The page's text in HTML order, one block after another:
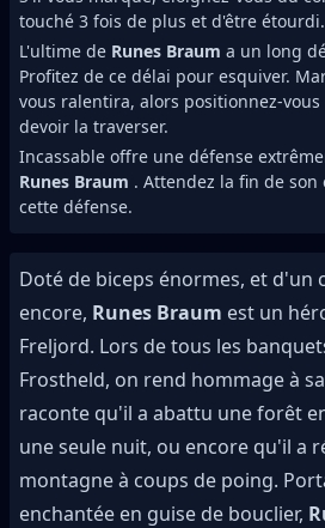
touché 3 fois de plus et d'être étourdi.
L'ultime de Runes Braum a un long
Profitez de ce délai pour esquiver.
vous ralentira, alors positionnez-vous
devoir la traverser.
Incassable offre une défense
Runes Braum . Attendez la fin de
cette défense.
Doté de biceps énormes, et
encore, Runes Braum est un
Freljord. Lors de tous les
Frostheld, on rend hommage à
raconte qu'il a abattu une forêt
une seule nuit, ou encore qu'il a
montagne à coups de poing.
enchantée en guise de bouclier,